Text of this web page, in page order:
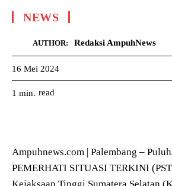
NEWS
AUTHOR: Redaksi AmpuhNews
16 Mei 2024
1 min. read
Ampuhnews.com | Palembang –
PEMERHATI SITUASI TERKINI
Kejaksaan Tinggi Sumatera Selatan